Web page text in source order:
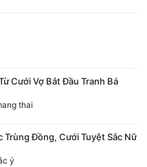
Cưới Vợ Bắt Đầu Tranh Bá
thai
Trùng Đồng, Cưới Tuyệt Sắc Nữ
ý